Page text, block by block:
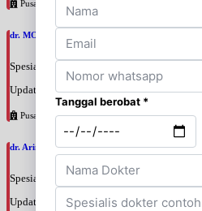
Pusat Pertamina
dr. MOCHAMAD PASHA, SpPD
Spesialis: Penyakit Dalam
Update terakhir: 2026-08-07 20:35:45
Pusat Pertamina
dr. Arini Purwono, SpP
Spesialis: Paru
Update terakhir: 2026-08-07 20:25:58